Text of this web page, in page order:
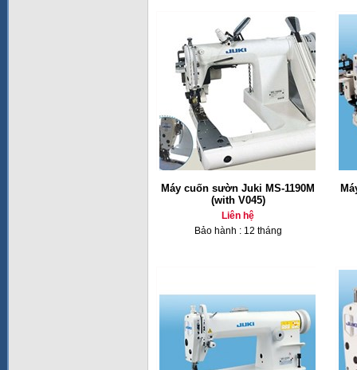
Máy cuốn sườn Juki MS-1190M
(with V045)
Liên hệ
Bảo hành : 12 tháng